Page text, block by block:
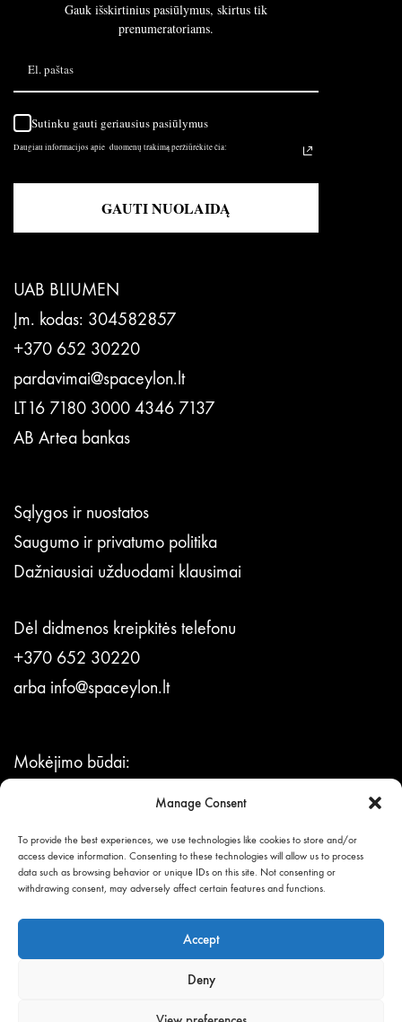
Manage Consent
To provide the best experiences, we use technologies like cookies to store and/or
access device information. Consenting to these technologies will allow us to process
data such as browsing behavior or unique IDs on this site. Not consenting or
withdrawing consent, may adversely affect certain features and functions.
Accept
Deny
UAB BLIUMEN
Įm. kodas: 304582857
+370 652 30220
pardavimai@spaceylon.lt
LT16 7180 3000 4346 7137
AB Artea bankas
Sąlygos ir nuostatos
Saugumo ir privatumo politika
Dažniausiai užduodami klausimai
Dėl didmenos kreipkitės telefonu
+370 652 30220
arba info@spaceylon.lt
Mokėjimo būdai:
© UAB BLIUMEN,
visos teisės saugomos.
Gauk išskirtinius pasiūlymus, skirtus tik
prenumeratoriams.
Sutinku gauti geriausius pasiūlymus
Daugiau informacijos apie duomenų trakimą peržiūrėkite čia:
GAUTI NUOLAIDĄ